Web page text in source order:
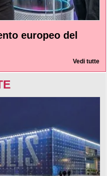
europeo del
Vedi tutte